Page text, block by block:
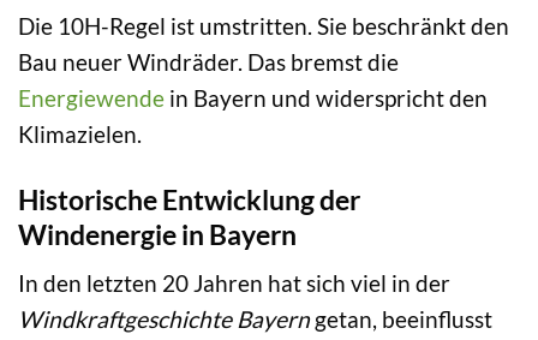
Die 10H-Regel ist umstritten. Sie beschränkt den
Bau neuer Windräder. Das bremst die
Energiewende in Bayern und widerspricht den
Klimazielen.
Historische Entwicklung der
Windenergie in Bayern
In den letzten 20 Jahren hat sich viel in der
Windkraftgeschichte Bayerngetan, beeinflusst